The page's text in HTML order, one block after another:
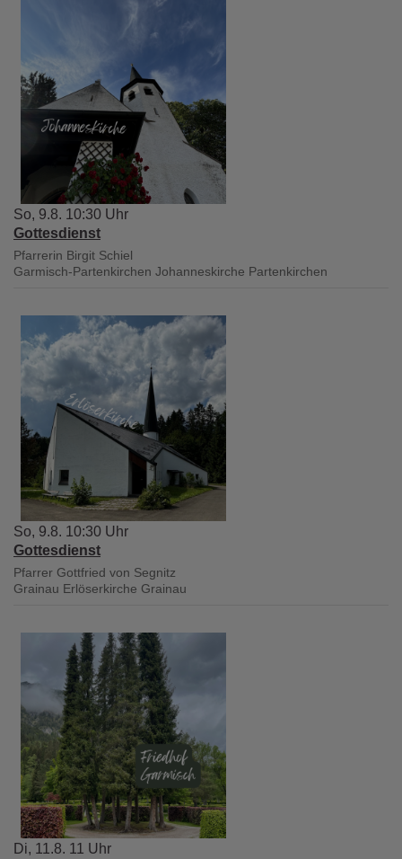
So, 9.8. 10:30 Uhr
Gottesdienst
Pfarrerin Birgit Schiel
Garmisch-Partenkirchen Johanneskirche Partenkirchen
So, 9.8. 10:30 Uhr
Gottesdienst
Pfarrer Gottfried von Segnitz
Grainau Erlöserkirche Grainau
Di, 11.8. 11 Uhr